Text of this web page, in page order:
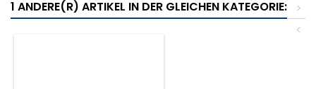
1 ANDERE(R) ARTIKEL IN DER GLEICHEN KATEGORIE:
>
<